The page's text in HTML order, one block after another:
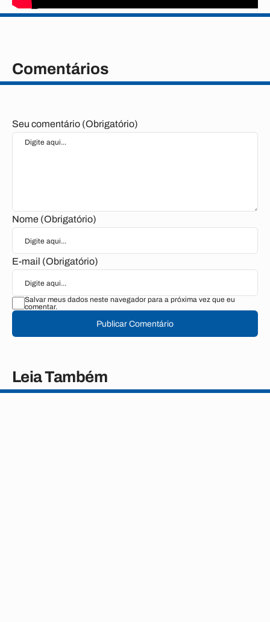
Comentários
Seu comentário (Obrigatório)
Nome (Obrigatório)
E-mail (Obrigatório)
Salvar meus dados neste navegador para a próxima vez que eu
comentar.
Publicar Comentário
Leia Também